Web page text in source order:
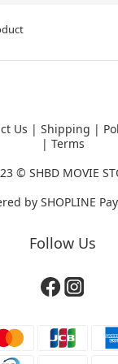
Us | Shipping |
| Terms
© SHBD MOVIE
by SHOPLINE
Follow Us